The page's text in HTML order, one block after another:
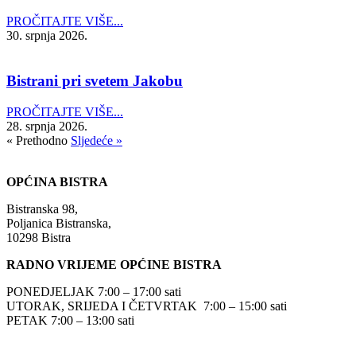
PROČITAJTE VIŠE...
30. srpnja 2026.
Bistrani pri svetem Jakobu
PROČITAJTE VIŠE...
28. srpnja 2026.
« Prethodno Sljedeće »
OPĆINA BISTRA
Bistranska 98,
Poljanica Bistranska,
10298 Bistra
RADNO VRIJEME OPĆINE BISTRA
PONEDJELJAK 7:00 – 17:00 sati
UTORAK, SRIJEDA I ČETVRTAK 7:00 – 15:00 sati
PETAK 7:00 – 13:00 sati